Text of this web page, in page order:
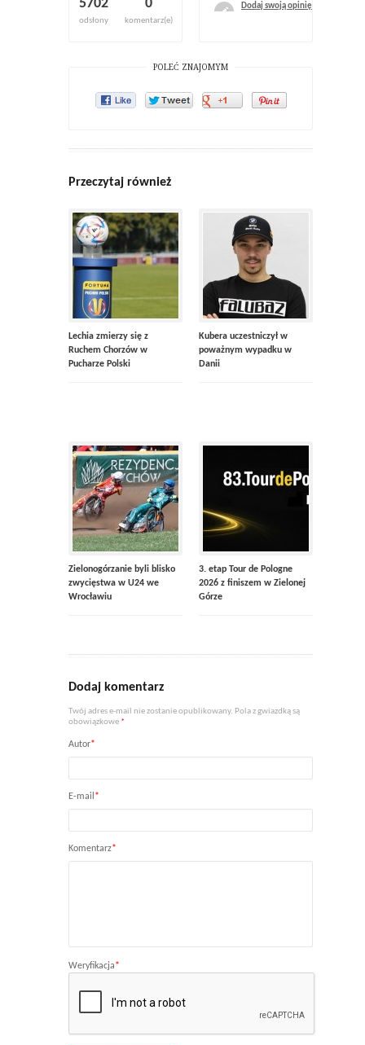
5702
odsłony
0
komentarz(e)
Dodaj swoją opinię
POLEĆ ZNAJOMYM
Przeczytaj również
Lechia zmierzy się z
Ruchem Chorzów w
Pucharze Polski
Kubera uczestniczył w
poważnym wypadku w
Danii
Zielonogórzanie byli blisko
zwycięstwa w U24 we
Wrocławiu
3. etap Tour de Pologne
2026 z finiszem w Zielonej
Górze
Dodaj komentarz
Twój adres e-mail nie zostanie opublikowany. Pola z gwiazdką są
obowiązkowe *
Autor*
E-mail *
Komentarz*
Weryfikacja*